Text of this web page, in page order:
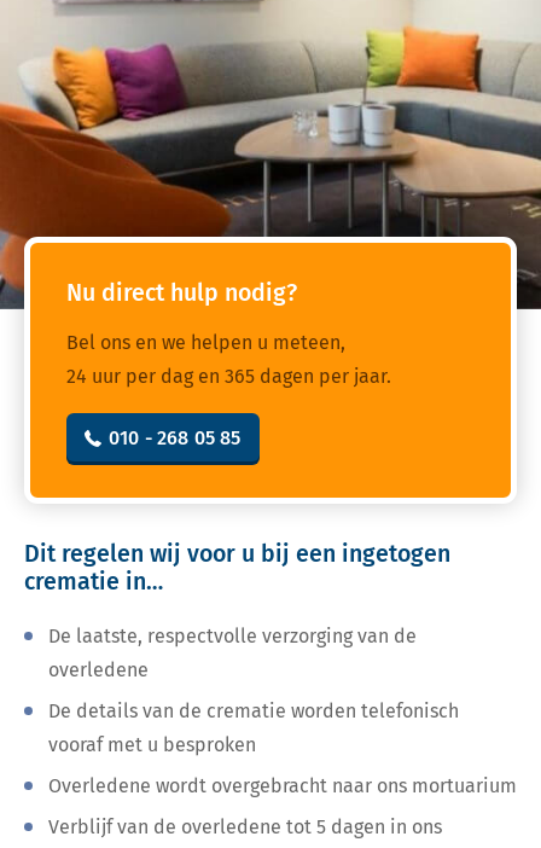
Nu direct hulp nodig?
Bel ons en we helpen u meteen,
24 uur per dag en 365 dagen per jaar.
010 - 268 05 85
Dit regelen wij voor u bij een ingetogen
crematie in…
De laatste, respectvolle verzorging van de
overledene
De details van de crematie worden telefonisch
vooraf met u besproken
Overledene wordt overgebracht naar ons mortuarium
Verblijf van de overledene tot 5 dagen in ons